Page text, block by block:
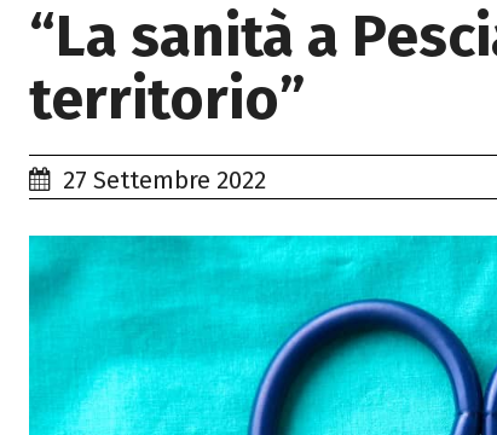
“La sanità a
territorio”
27 Settembre 2022